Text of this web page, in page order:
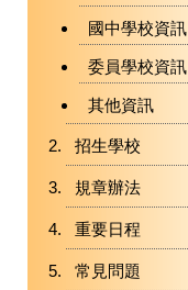
國中學校資訊
委員學校資訊
其他資訊
招生學校
規章辦法
重要日程
常見問題